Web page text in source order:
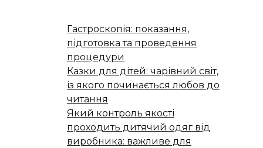
Гастроскопія: показання,
підготовка та проведення
процедури
Казки для дітей: чарівний світ,
із якого починається любов до
читання
Який контроль якості
проходить дитячий одяг від
виробника: важливе для